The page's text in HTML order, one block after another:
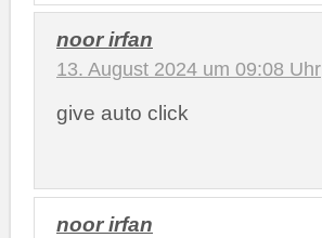
noor irfan
13. August 2024 um 09:08 Uhr
give auto click
noor irfan